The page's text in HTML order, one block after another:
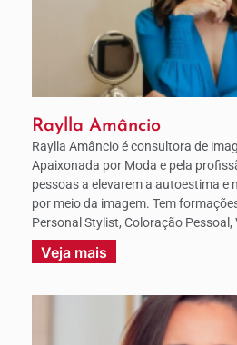
Raylla Amâncio
Raylla Amâncio é consultora de
Apaixonada por Moda e pela
pessoas a elevarem a autoestima e
por meio da imagem. Tem
Personal Stylist, Coloração Pessoal,
Veja mais